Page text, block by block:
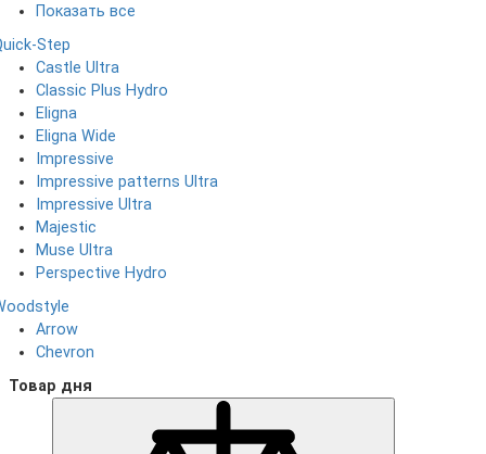
Показать все
Step
Castle Ultra
Classic Plus Hydro
Eligna
Eligna Wide
Impressive
Impressive patterns Ultra
Impressive Ultra
Majestic
Muse Ultra
Perspective Hydro
Arrow
Chevron
Товар дня